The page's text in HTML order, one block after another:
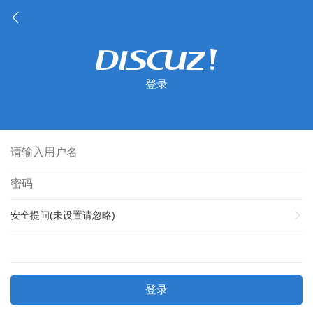
登录
安全提问(未设置请忽略)
登录